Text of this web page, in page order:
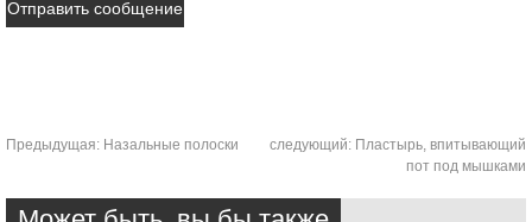
Предыдущая: Назальные полоски следующий: Пластырь, впитывающий
пот под мышками